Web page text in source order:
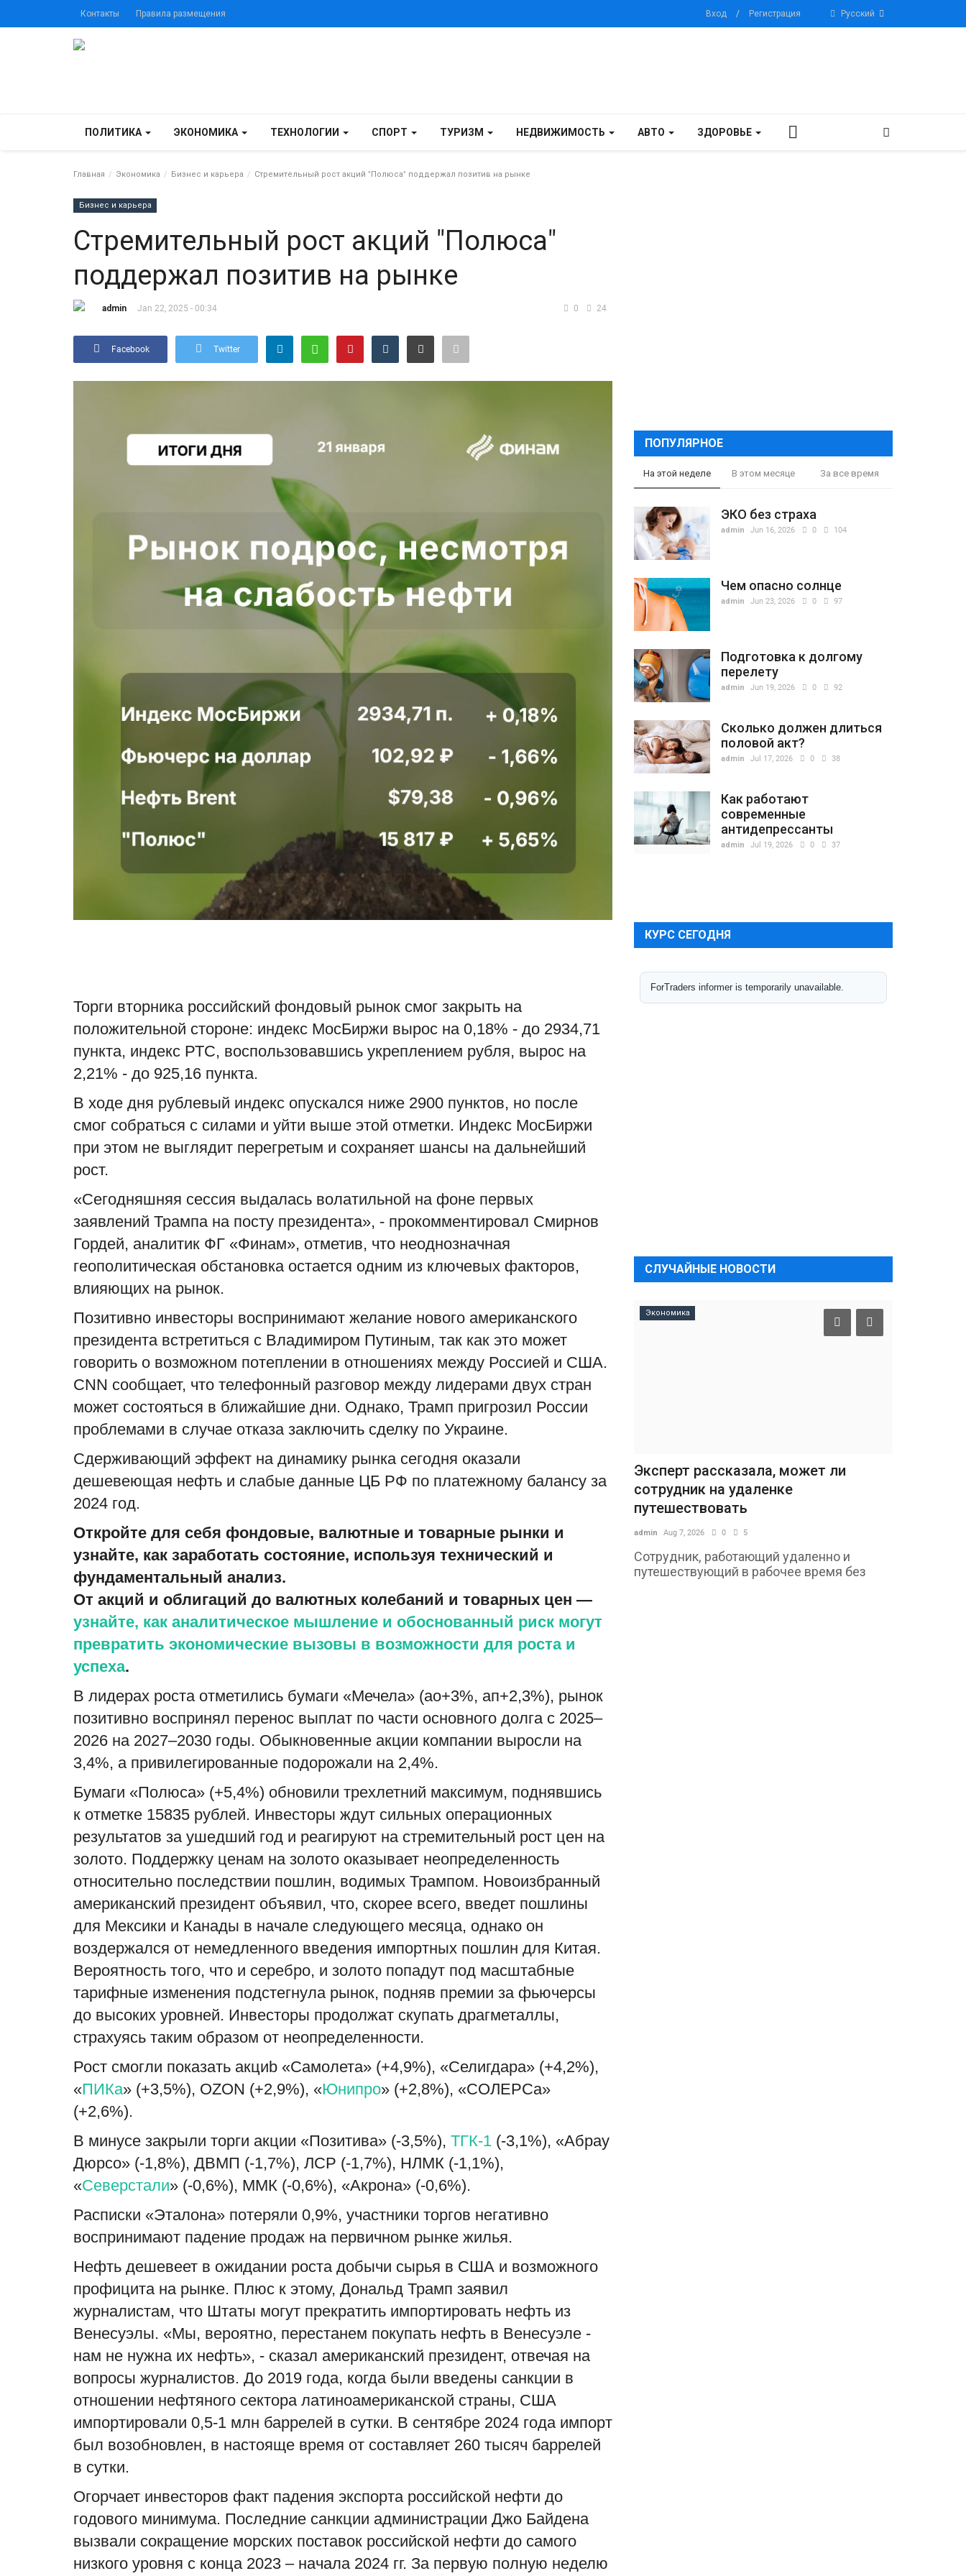
Контакты Правила размещения Вход / Регистрация Русский
ПОЛИТИКА ЭКОНОМИКА ТЕХНОЛОГИИ СПОРТ ТУРИЗМ НЕДВИЖИМОСТЬ АВТО ЗДОРОВЬЕ
Главная Экономика Бизнес и карьера Стремительный рост акций "Полюса" поддержал позитив на рынке
Бизнес и карьера
Стремительный рост акций "Полюса"
поддержал позитив на рынке
admin Jan 22, 2025 - 00:34 0 24
Facebook Twitter
Торги вторника российский фондовый рынок смог закрыть на
положительной стороне: индекс МосБиржи вырос на 0,18% - до 2934,71
пункта, индекс РТС, воспользовавшись укреплением рубля, вырос на
2,21% - до 925,16 пункта.
В ходе дня рублевый индекс опускался ниже 2900 пунктов, но после
смог собраться с силами и уйти выше этой отметки. Индекс МосБиржи
при этом не выглядит перегретым и сохраняет шансы на дальнейший
рост.
«Сегодняшняя сессия выдалась волатильной на фоне первых
заявлений Трампа на посту президента», - прокомментировал Смирнов
Гордей, аналитик ФГ «Финам», отметив, что неоднозначная
геополитическая обстановка остается одним из ключевых факторов,
влияющих на рынок.
Позитивно инвесторы воспринимают желание нового американского
президента встретиться с Владимиром Путиным, так как это может
говорить о возможном потеплении в отношениях между Россией и США.
CNN сообщает, что телефонный разговор между лидерами двух стран
может состояться в ближайшие дни. Однако, Трамп пригрозил России
проблемами в случае отказа заключить сделку по Украине.
Сдерживающий эффект на динамику рынка сегодня оказали
дешевеющая нефть и слабые данные ЦБ РФ по платежному балансу за
2024 год.
Откройте для себя фондовые, валютные и товарные рынки и
узнайте, как заработать состояние, используя технический и
фундаментальный анализ.
От акций и облигаций до валютных колебаний и товарных цен —
узнайте, как аналитическое мышление и обоснованный риск могут
превратить экономические вызовы в возможности для роста и
успеха.
В лидерах роста отметились бумаги «Мечела» (ао+3%, ап+2,3%), рынок
позитивно воспринял перенос выплат по части основного долга с 2025–
2026 на 2027–2030 годы. Обыкновенные акции компании выросли на
3,4%, а привилегированные подорожали на 2,4%.
Бумаги «Полюса» (+5,4%) обновили трехлетний максимум, поднявшись
к отметке 15835 рублей. Инвесторы ждут сильных операционных
результатов за ушедший год и реагируют на стремительный рост цен на
золото. Поддержку ценам на золото оказывает неопределенность
относительно последствии пошлин, водимых Трампом. Новоизбранный
американский президент объявил, что, скорее всего, введет пошлины
для Мексики и Канады в начале следующего месяца, однако он
воздержался от немедленного введения импортных пошлин для Китая.
Вероятность того, что и серебро, и золото попадут под масштабные
тарифные изменения подстегнула рынок, подняв премии за фьючерсы
до высоких уровней. Инвесторы продолжат скупать драгметаллы,
страхуясь таким образом от неопределенности.
Рост смогли показать акциb «Самолета» (+4,9%), «Селигдара» (+4,2%),
«ПИКа» (+3,5%), OZON (+2,9%), «Юнипро» (+2,8%), «СОЛЕРСа»
(+2,6%).
В минусе закрыли торги акции «Позитива» (-3,5%), ТГК-1 (-3,1%), «Абрау
Дюрсо» (-1,8%), ДВМП (-1,7%), ЛСР (-1,7%), НЛМК (-1,1%),
«Северстали» (-0,6%), ММК (-0,6%), «Акрона» (-0,6%).
Расписки «Эталона» потеряли 0,9%, участники торгов негативно
воспринимают падение продаж на первичном рынке жилья.
Нефть дешевеет в ожидании роста добычи сырья в США и возможного
профицита на рынке. Плюс к этому, Дональд Трамп заявил
журналистам, что Штаты могут прекратить импортировать нефть из
Венесуэлы. «Мы, вероятно, перестанем покупать нефть в Венесуэле -
нам не нужна их нефть», - сказал американский президент, отвечая на
вопросы журналистов. До 2019 года, когда были введены санкции в
отношении нефтяного сектора латиноамериканской страны, США
импортировали 0,5-1 млн баррелей в сутки. В сентябре 2024 года импорт
был возобновлен, в настояще время от составляет 260 тысяч баррелей
в сутки.
Огорчает инвесторов факт падения экспорта российской нефти до
годового минимума. Последние санкции администрации Джо Байдена
вызвали сокращение морских поставок российской нефти до самого
низкого уровня с конца 2023 – начала 2024 гг. За первую полную неделю
ПОПУЛЯРНОЕ
На этой неделе В этом месяце За все время
ЭКО без страха
admin Jun 16, 2026 0 104
Чем опасно солнце
admin Jun 23, 2026 0 97
Подготовка к долгому
перелету
admin Jun 19, 2026 0 92
Сколько должен длиться
половой акт?
admin Jul 17, 2026 0 38
Как работают
современные
антидепрессанты
admin Jul 19, 2026 0 37
КУРС СЕГОДНЯ
СЛУЧАЙНЫЕ НОВОСТИ
Маркетинг и реклама
Карго-культы технического SEO: что
robots.txt и sitemap.xml...
admin
Priority и changefreq, которые Google
игнорирует. Disallow как «запрет
индексации»....
Экономика
Наиболее важные новости недели 3
- 7 августа 2026 года
НАЛОГИ, БУХУЧЕТ Поправки об НДС,
уплата которого возникла после
заключения договора...
Экономика
Эксперт рассказала, может ли
сотрудник на удаленке
путешествовать
admin Aug 7, 2026 0 5
Сотрудник, работающий удаленно и
путешествующий в рабочее время без